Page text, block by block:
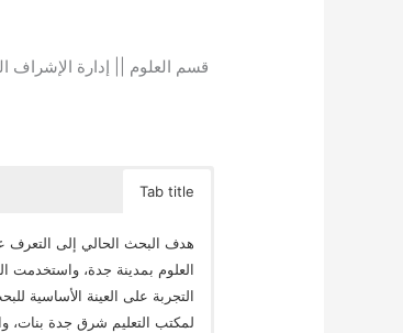
قسم العلوم || إدارة الإشراف
Tab title
العلوم بمدينة جدة، واستخدمت
لمكتب التعليم شرق جدة بنات،